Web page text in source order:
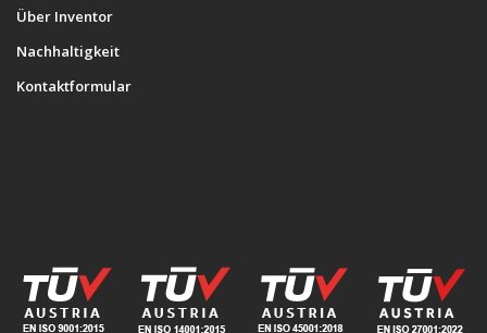
Über Inventor
Nachhaltigkeit
Kontaktformular